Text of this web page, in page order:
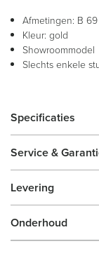
Afmetingen: B
Kleur: gold
Showroommodel
Slechts enkele
Specificaties
Service &
Levering
Onderhoud